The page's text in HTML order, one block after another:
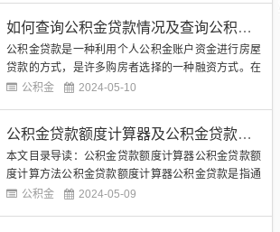
于购买房产、投资创业、教育支出等。（图片来源网
络...
如何查询公积金贷款情况及查询公积金贷款情况的具体步骤和注意事项
公积金贷款是一种利用个人公积金账户资金进行房屋
贷款的方式，是许多购房者选择的一种融资方式。在
申请公积金贷款之后，很多人都会关心自己的贷款进
查询公积金贷款情况，需要登录所在地的公积金管理
中心的官方网站。在网站上...
公积金 2024-05-10
公积金贷款额度计算器及公积金贷款额度计算方法
本文目录导读：公积金贷款额度计算器公积金贷款额
度计算方法公积金贷款额度计算器公积金贷款是指通
过使用个人公积金账户内的资金来购买房产或者进行
公积金 2024-05-09